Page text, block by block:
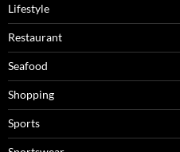
Lifestyle
Restaurant
Seafood
Shopping
Sports